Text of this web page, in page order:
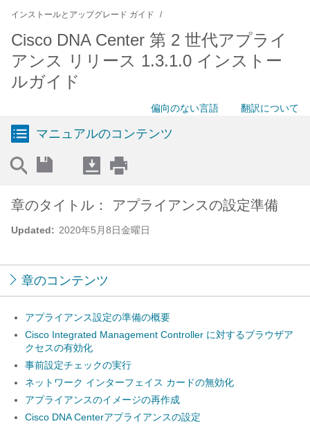
インストールとアップグレード ガイド
Cisco DNA Center 第 2 世代アプライ
アンス リリース 1.3.1.0 インストー
ルガイド
偏向のない言語 翻訳について
マニュアルのコンテンツ
Updated: 2020年5月8日金曜日
章のタイトル： アプライアンスの設定準備
章のコンテンツ
アプライアンス設定の準備の概要
Cisco Integrated Management Controller に対するブラウザア
クセスの有効化
事前設定チェックの実行
ネットワーク インターフェイス カードの無効化
アプライアンスのイメージの再作成
Cisco DNA Centerアプライアンスの設定